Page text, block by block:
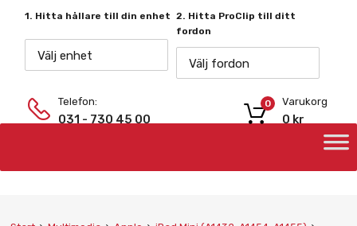
1. Hitta hållare till din enhet
Välj enhet
2. Hitta ProClip till ditt
fordon
Välj fordon
Telefon:
031 - 730 45 00
Varukorg
0 kr
0